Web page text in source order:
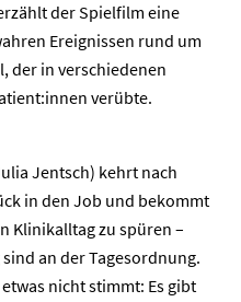
der Spielfilm eine
Ereignissen rund um
der in verschiedenen
verübte.
Jentsch) kehrt nach
in den Job und bekommt
Klinikalltag zu spüren –
an der Tagesordnung.
nicht stimmt: Es gibt